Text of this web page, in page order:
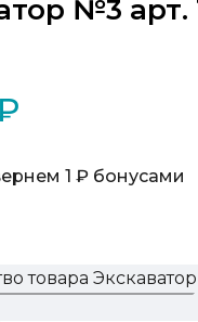
№3 арт.
1 ₽ бонусами
товара